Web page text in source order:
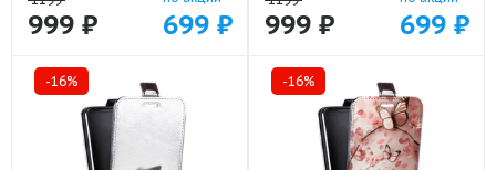
999 ₽ 699 ₽ 999 ₽ 699 ₽
-16% -16%